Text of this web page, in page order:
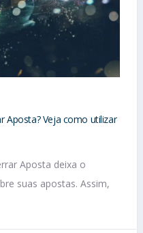
Aposta? Veja como utilizar
Aposta deixa o
suas apostas. Assim,